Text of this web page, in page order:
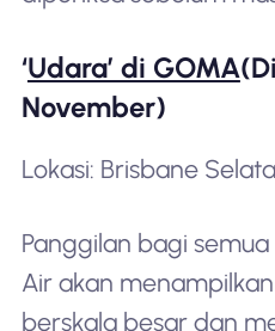
‘Udara’ di GOMA
November)
Lokasi: Brisbane
Panggilan bagi
Air akan
berskala besar dan